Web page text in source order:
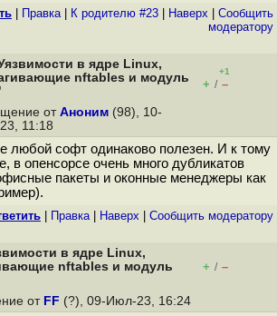
Правка| К родителю #23 Наверх
Cообщить
модератору
в ядре Linux,
nftables и модуль
+1
+ / –
от Аноним (98), 10-
11:18
любой софт одинаково полезен. И к тому
в опенсорсе очень много дубликатов
пакеты и оконные менеджеры как
Правка| Наверх Cообщить модератору
в ядре Linux,
nftables и модуль
+ / –
от FF (?), 09-Июл-23, 16:24